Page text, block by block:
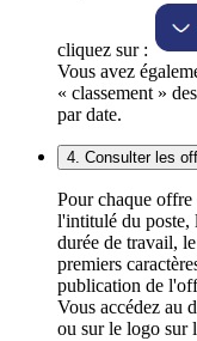
cliquez sur :
Vous avez
« classement »
par date.
4. Consulter les
Pour chaque
l'intitulé du poste,
durée de travail,
premiers
publication de
Vous accédez au
ou sur le logo sur